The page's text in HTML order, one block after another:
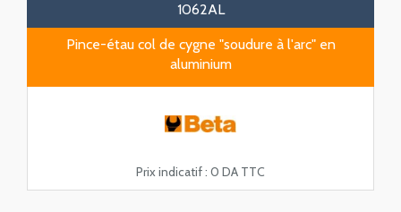
1062AL
Pince-étau col de cygne "soudure à l'arc" en
aluminium
Prix indicatif : 0 DA TTC